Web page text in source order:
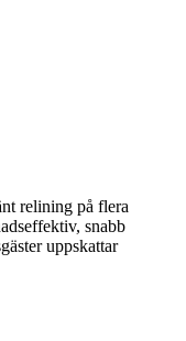
relining på flera
snabb
uppskattar